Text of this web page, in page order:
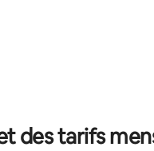
: 4,99 sur 5
des tarifs